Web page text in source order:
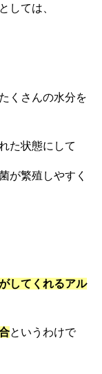
しては、
くさんの水分を
た状態にして
が繁殖しやすく
してくれるアル
というわけで